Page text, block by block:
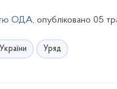
ОДА, опубліковано 05
Уряд